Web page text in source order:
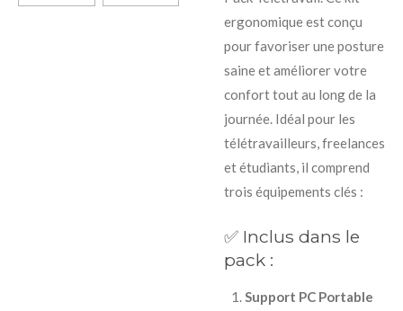
ergonomique est conçu
pour favoriser une posture
saine et améliorer votre
confort tout au long de la
journée. Idéal pour les
télétravailleurs, freelances
et étudiants, il comprend
trois équipements clés :
✅ Inclus dans le
pack :
Support PC Portable